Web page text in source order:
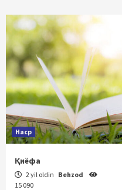
Наср
Қиёфа
2 yil oldin Behzod
15 090